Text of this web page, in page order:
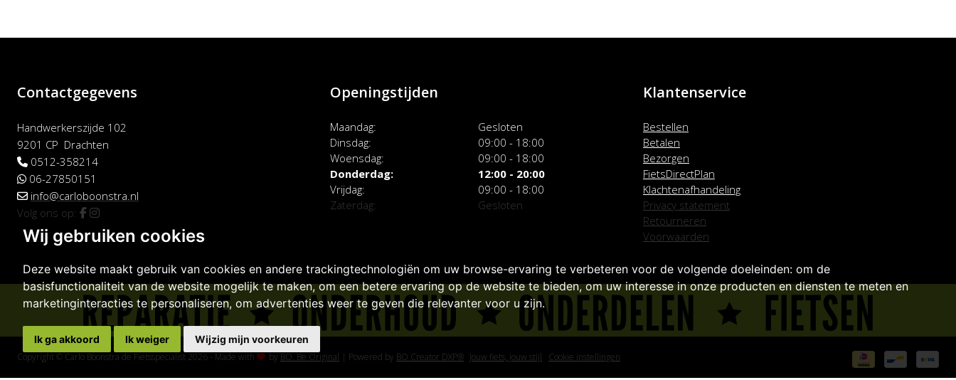
Contactgegevens
Handwerkerszijde 102
9201 CP Drachten
0512-358214
06-27850151
info@carloboonstra.nl
Volg ons op:
Openingstijden
Maandag
Gesloten
Dinsdag
09:00 - 18:00
Woensdag
09:00 - 18:00
Donderdag
12:00 - 20:00
Vrijdag
09:00 - 18:00
Zaterdag
Gesloten
Klantenservice
Bestellen
Betalen
Bezorgen
FietsDirectPlan
Klachtenafhandeling
Privacy statement
Retourneren
Voorwaarden
Copyright © Carlo Boonstra de Fietsspecialist 2026 - Made with by BO. Be Original | Powered by BO Creator DXP® Jouw fiets, jouw stijl Cookie instellingen
Wij gebruiken cookies
Deze website maakt gebruik van cookies en andere trackingtechnologiën om uw browse-ervaring te verbeteren voor de volgende doeleinden: om de
basisfunctionaliteit van de website mogelijk te maken,om een betere ervaring op de website te bieden,om uw interesse in onze producten en diensten te meten en
marketinginteracties te personaliseren, om advertenties weer te geven die relevanter voor u zijn.
Ik ga akkoord Ik weiger Wijzig mijn voorkeuren